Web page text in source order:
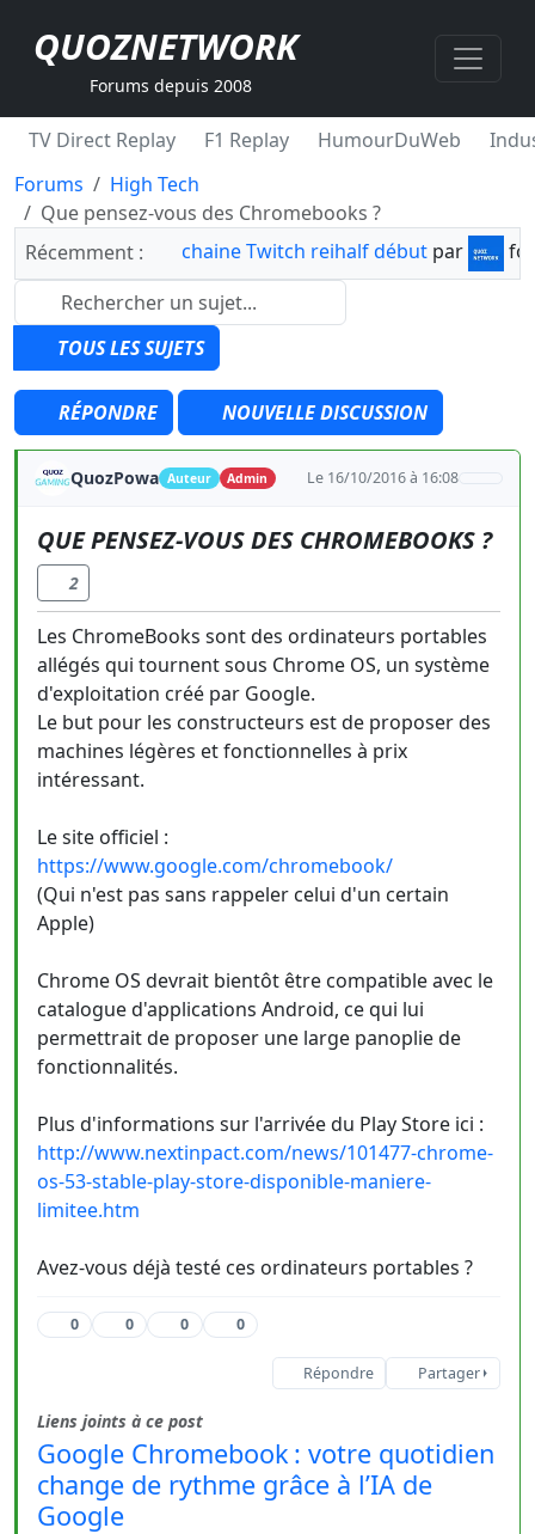
QUOZNETWORK
Forums depuis 2008
TV Direct Replay F1 Replay HumourDuWeb
Forums
High Tech
Que pensez-vous des Chromebooks ?
Récemment :
chaine Twitch reihalf début par
TOUS LES SUJETS
RÉPONDRE NOUVELLE DISCUSSION
QuozPowa Auteur Admin Le 16/10/2016 à 16:08
QUE PENSEZ-VOUS DES CHROMEBOOKS ?
2
Les ChromeBooks sont des ordinateurs portables
allégés qui tournent sous Chrome OS, un système
d'exploitation créé par Google.
Le but pour les constructeurs est de proposer des
machines légères et fonctionnelles à prix
intéressant.
Le site officiel :
https://www.google.com/chromebook/
(Qui n'est pas sans rappeler celui d'un certain
Apple)
Chrome OS devrait bientôt être compatible avec le
catalogue d'applications Android, ce qui lui
permettrait de proposer une large panoplie de
fonctionnalités.
Plus d'informations sur l'arrivée du Play Store ici :
http://www.nextinpact.com/news/101477-chrome-
os-53-stable-play-store-disponible-maniere-
limitee.htm
Avez-vous déjà testé ces ordinateurs portables ?
0 0 0 0
Répondre Partager
Liens joints à ce post
Google Chromebook : votre quotidien
change de rythme grâce à l’IA de
Google